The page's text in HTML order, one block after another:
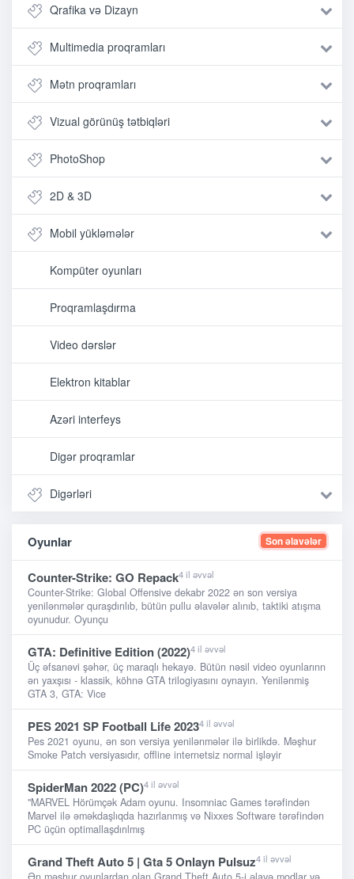
Qrafika və Dizayn
Multimedia proqramları
Mətn proqramları
Vizual görünüş tətbiqləri
PhotoShop
2D & 3D
Mobil yükləmələr
Kompüter oyunları
Proqramlaşdırma
Video dərslər
Elektron kitablar
Azəri interfeys
Digər proqramlar
Digərləri
Oyunlar Son əlavələr
Counter-Strike: GO Repack4 il əvvəl
Counter-Strike: Global Offensive dekabr 2022 ən son versiya
yenilənmələr quraşdırılıb, bütün pullu əlavələr alınıb, taktiki atışma
oyunudur. Oyunçu
GTA: Definitive Edition (2022)4 il əvvəl
Üç əfsanəvi şəhər, üç maraqlı hekayə. Bütün nəsil video oyunlarınn
ən yaxşısı - klassik, köhnə GTA trilogiyasını oynayın. Yenilənmiş
GTA 3, GTA: Vice
PES 2021 SP Football Life 20234 il əvvəl
Pes 2021 oyunu, ən son versiya yenilənmələr ilə birlikdə. Məşhur
Smoke Patch versiyasıdır, offline internetsiz normal işləyir
SpiderMan 2022 (PC)4 il əvvəl
"MARVEL Hörümçək Adam oyunu. Insomniac Games tərəfindən
Marvel ilə əməkdaşlıqda hazırlanmış və Nixxes Software tərəfindən
PC üçün optimallaşdırılmış
Grand Theft Auto 5 | Gta 5 Onlayn Pulsuz4 il əvvəl